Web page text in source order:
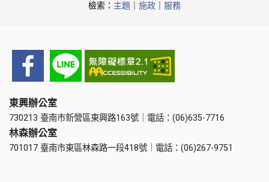
檢索： 主題 施政 服務
東興辦公室
730213 臺南市新營區東興路163號｜電話：(06)635-7716
林森辦公室
701017 臺南市東區林森路一段418號｜電話：(06)267-9751